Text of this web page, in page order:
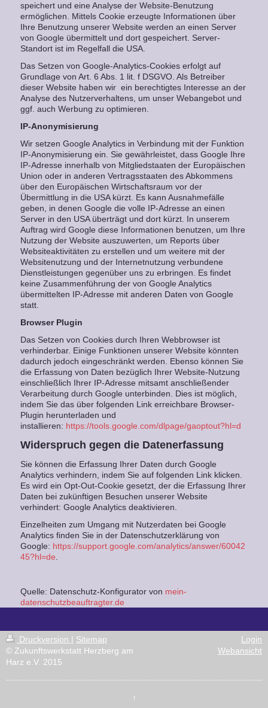
speichert und eine Analyse der Website-Benutzung
ermöglichen. Mittels Cookie erzeugte Informationen über
Ihre Benutzung unserer Website werden an einen Server
von Google übermittelt und dort gespeichert. Server-
Standort ist im Regelfall die USA.
Das Setzen von Google-Analytics-Cookies erfolgt auf
Grundlage von Art. 6 Abs. 1 lit. f DSGVO. Als Betreiber
dieser Website haben wir ein berechtigtes Interesse an der
Analyse des Nutzerverhaltens, um unser Webangebot und
ggf. auch Werbung zu optimieren.
IP-Anonymisierung
Wir setzen Google Analytics in Verbindung mit der Funktion
IP-Anonymisierung ein. Sie gewährleistet, dass Google Ihre
IP-Adresse innerhalb von Mitgliedstaaten der Europäischen
Union oder in anderen Vertragsstaaten des Abkommens
über den Europäischen Wirtschaftsraum vor der
Übermittlung in die USA kürzt. Es kann Ausnahmefälle
geben, in denen Google die volle IP-Adresse an einen
Server in den USA überträgt und dort kürzt. In unserem
Auftrag wird Google diese Informationen benutzen, um Ihre
Nutzung der Website auszuwerten, um Reports über
Websiteaktivitäten zu erstellen und um weitere mit der
Websitenutzung und der Internetnutzung verbundene
Dienstleistungen gegenüber uns zu erbringen. Es findet
keine Zusammenführung der von Google Analytics
übermittelten IP-Adresse mit anderen Daten von Google
statt.
Browser Plugin
Das Setzen von Cookies durch Ihren Webbrowser ist
verhinderbar. Einige Funktionen unserer Website könnten
dadurch jedoch eingeschränkt werden. Ebenso können Sie
die Erfassung von Daten bezüglich Ihrer Website-Nutzung
einschließlich Ihrer IP-Adresse mitsamt anschließender
Verarbeitung durch Google unterbinden. Dies ist möglich,
indem Sie das über folgenden Link erreichbare Browser-
Plugin herunterladen und
installieren: https://tools.google.com/dlpage/gaoptout?hl=d
Widerspruch gegen die Datenerfassung
Sie können die Erfassung Ihrer Daten durch Google
Analytics verhindern, indem Sie auf folgenden Link klicken.
Es wird ein Opt-Out-Cookie gesetzt, der die Erfassung Ihrer
Daten bei zukünftigen Besuchen unserer Website
verhindert: Google Analytics deaktivieren.
Einzelheiten zum Umgang mit Nutzerdaten bei Google
Analytics finden Sie in der Datenschutzerklärung von
Google: https://support.google.com/analytics/answer/60042
45?hl=de
Quelle: Datenschutz-Konfigurator von mein-
datenschutzbeauftragter.de
Druckversion | Sitemap
© Zukunftswerkstatt Herzberg am
Harz e.V. 2015
Login
Webansicht
↑